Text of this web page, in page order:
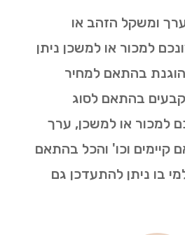
ומשקל הזהב או
למכור או למשכן ניתן
בהתאם למחיר
בהתאם לסוג
למכור או למשכן, ערך
קיימים וכו' והכל בהתאם
בו ניתן להתעדכן גם